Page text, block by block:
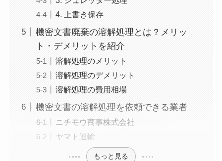
4. 上書き保存
機密文書廃棄の溶解処理とは？メリッ
ト・デメリットを紹介
溶解処理のメリット
溶解処理のデメリット
溶解処理の費用相場
機密文書の溶解処理を依頼できる業者
ニチモウ商事株式会社
ヤマト運輸
もっと見る